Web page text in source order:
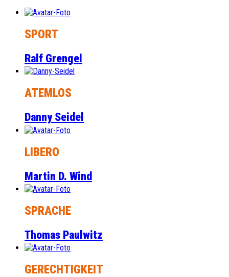
SPORT
Ralf Grengel
ATEMLOS
Danny Seidel
LIBERO
Martin D. Wind
SPRACHE
Thomas Paulwitz
GERECHTIGKEIT